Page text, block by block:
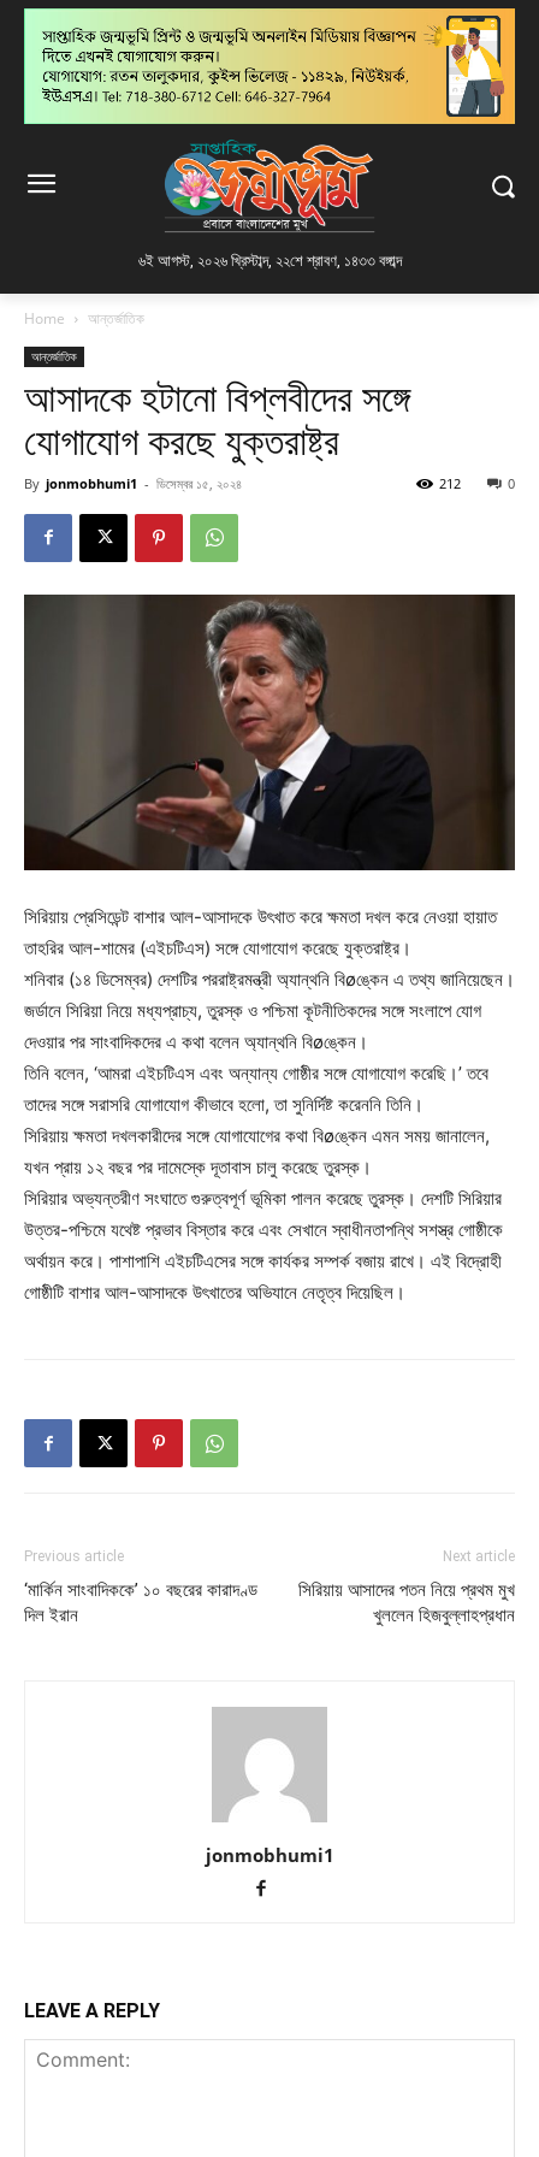
৬ই আগস্ট, ২০২৬ খ্রিস্টাব্দ, ২২শে শ্রাবণ, ১৪৩৩ বঙ্গাব্দ
Home আন্তর্জাতিক
আন্তর্জাতিক
আসাদকে হটানো বিপ্লবীদের সঙ্গে
যোগাযোগ করছে যুক্তরাষ্ট্র
By jonmobhumi1 - ডিসেম্বর ১৫, ২০২৪ 0
212
সিরিয়ায় প্রেসিডেন্ট বাশার আল-আসাদকে উৎখাত করে ক্ষমতা দখল করে নেওয়া হায়াত
তাহরির আল-শামের (এইচটিএস) সঙ্গে যোগাযোগ করেছে যুক্তরাষ্ট্র।
শনিবার (১৪ ডিসেম্বর) দেশটির পররাষ্ট্রমন্ত্রী অ্যান্থনি বিøঙ্কেন এ তথ্য জানিয়েছেন।
জর্ডানে সিরিয়া নিয়ে মধ্যপ্রাচ্য, তুরস্ক ও পশ্চিমা কূটনীতিকদের সঙ্গে সংলাপে যোগ
দেওয়ার পর সাংবাদিকদের এ কথা বলেন অ্যান্থনি বিøঙ্কেন।
তিনি বলেন, ‘আমরা এইচটিএস এবং অন্যান্য গোষ্ঠীর সঙ্গে যোগাযোগ করেছি।’ তবে
তাদের সঙ্গে সরাসরি যোগাযোগ কীভাবে হলো, তা সুনির্দিষ্ট করেননি তিনি।
সিরিয়ায় ক্ষমতা দখলকারীদের সঙ্গে যোগাযোগের কথা বিøঙ্কেন এমন সময় জানালেন,
যখন প্রায় ১২ বছর পর দামেস্কে দূতাবাস চালু করেছে তুরস্ক।
সিরিয়ার অভ্যন্তরীণ সংঘাতে গুরুত্বপূর্ণ ভূমিকা পালন করেছে তুরস্ক। দেশটি সিরিয়ার
উত্তর-পশ্চিমে যথেষ্ট প্রভাব বিস্তার করে এবং সেখানে স্বাধীনতাপন্থি সশস্ত্র গোষ্ঠীকে
অর্থায়ন করে। পাশাপাশি এইচটিএসের সঙ্গে কার্যকর সম্পর্ক বজায় রাখে। এই বিদ্রোহী
গোষ্ঠীটি বাশার আল-আসাদকে উৎখাতের অভিযানে নেতৃত্ব দিয়েছিল।
Previous article
‘মার্কিন সাংবাদিককে’ ১০ বছরের কারাদণ্ড
দিল ইরান
Next article
সিরিয়ায় আসাদের পতন নিয়ে প্রথম মুখ
খুললেন হিজবুল্লাহপ্রধান
jonmobhumi1
LEAVE A REPLY